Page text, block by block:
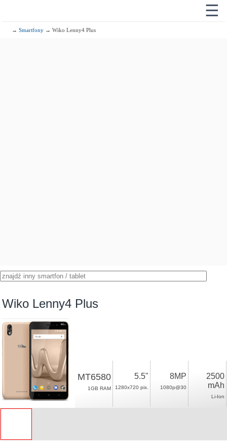
☰
→Smartfony → Wiko Lenny4 Plus
Wiko Lenny4 Plus
MT6580
1GB RAM
5.5"
1280x720 pix.
8MP
1080p@30
2500
mAh
Li-Ion